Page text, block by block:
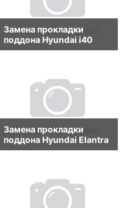
Замена прокладки
поддона Hyundai i40
Замена прокладки
поддона Hyundai Elantra